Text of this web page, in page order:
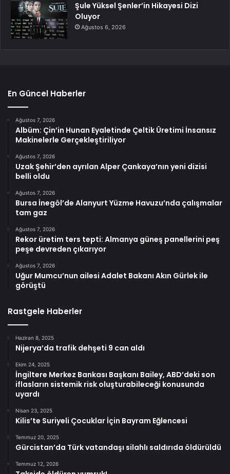
Şule Yüksel Şenler’in Hikayesi Dizi
Oluyor
Ağustos 6, 2026
En Güncel Haberler
Ağustos 7, 2026
Albüm: Çin’in Hunan Eyaletinde Çeltik Üretimi İnsansız
Makinelerle Gerçekleştiriliyor
Ağustos 7, 2026
Uzak Şehir’den ayrılan Alper Çankaya’nın yeni dizisi
belli oldu
Ağustos 7, 2026
Bursa İnegöl’de Alanyurt Yüzme Havuzu’nda çalışmalar
tam gaz
Ağustos 7, 2026
Rekor üretim ters tepti: Almanya güneş panellerini peş
peşe devreden çıkarıyor
Ağustos 7, 2026
Uğur Mumcu’nun ailesi Adalet Bakanı Akın Gürlek ile
görüştü
Rastgele Haberler
Haziran 8, 2025
Nijerya’da trafik dehşeti 9 can aldı
Ekim 24, 2025
İngiltere Merkez Bankası Başkanı Bailey, ABD’deki son
iflasların sistemik risk oluşturabileceği konusunda
uyardı
Nisan 23, 2025
Kilis’te Suriyeli Çocuklar İçin Bayram Eğlencesi
Temmuz 20, 2025
Gürcistan’da Türk vatandaşı silahlı saldırıda öldürüldü
Temmuz 12, 2026